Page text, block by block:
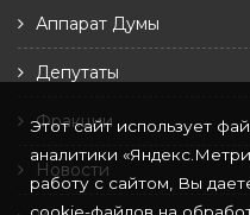
Аппарат Думы
Депутаты
Фракции
Новости
Этот сайт использует
аналитики
работу с сайтом, Вы